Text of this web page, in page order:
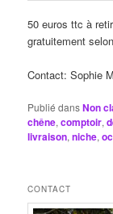
50 euros ttc à
gratuitement
Contact: Sophie
Publié dansNon
chêne,comptoir,
livraison,niche,
CONTACT